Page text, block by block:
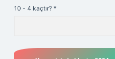
10 - 4 kaçtır? *